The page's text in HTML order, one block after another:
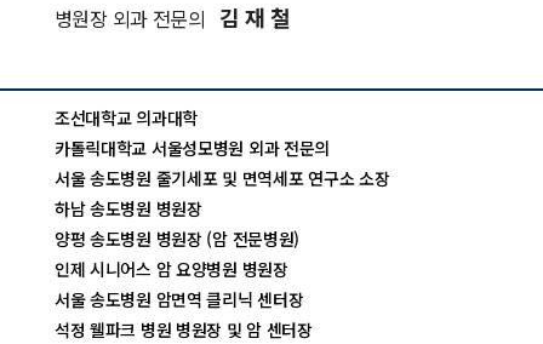
병원장 외과 전문의 김 재 철
조선대학교 의과대학
카톨릭대학교 서울성모병원 외과 전문의
서울 송도병원 줄기세포 및 면역세포 연구소 소장
하남 송도병원 병원장
양평 송도병원 병원장 (암 전문병원)
인제 시니어스 암 요양병원 병원장
서울 송도병원 암면역 클리닉 센터장
석정 웰파크 병원 병원장 및 암 센터장